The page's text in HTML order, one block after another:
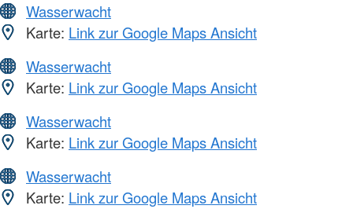
Wasserwacht
Karte: Link zur Google Maps Ansicht
Wasserwacht
Karte: Link zur Google Maps Ansicht
Wasserwacht
Karte: Link zur Google Maps Ansicht
Wasserwacht
Karte: Link zur Google Maps Ansicht